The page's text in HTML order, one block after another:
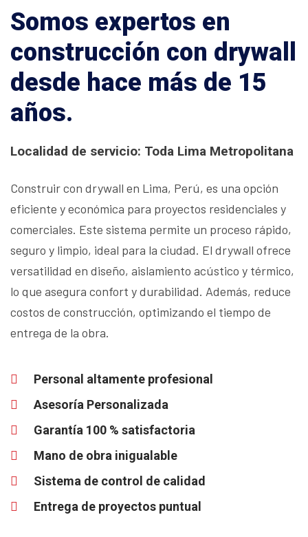
Somos expertos en
construcción con drywall
desde hace más de 15
años.
Localidad de servicio: Toda Lima Metropolitana
Construir con drywall en Lima, Perú, es una opción
eficiente y económica para proyectos residenciales y
comerciales. Este sistema permite un proceso rápido,
seguro y limpio, ideal para la ciudad. El drywall ofrece
versatilidad en diseño, aislamiento acústico y térmico,
lo que asegura confort y durabilidad. Además, reduce
costos de construcción, optimizando el tiempo de
entrega de la obra.
Personal altamente profesional
Asesoría Personalizada
Garantía 100 % satisfactoria
Mano de obra inigualable
Sistema de control de calidad
Entrega de proyectos puntual